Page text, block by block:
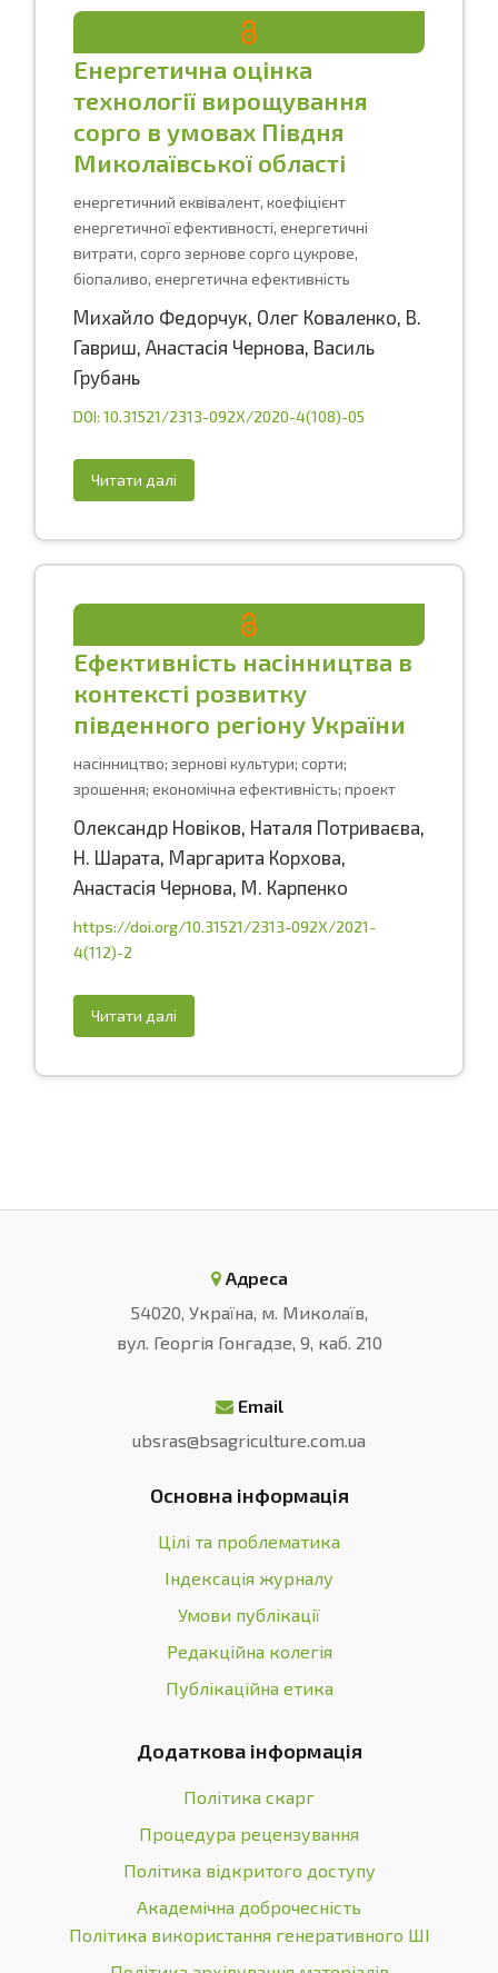
Енергетична оцінка
технології вирощування
сорго в умовах Півдня
Миколаївської області
енергетичний еквівалент, коефіцієнт
енергетичної ефективності, енергетичні
витрати, сорго зернове сорго цукрове,
біопаливо, енергетична ефективність
Михайло Федорчук, Олег Коваленко, В.
Гавриш, Анастасія Чернова, Василь
Грубань
DOI: 10.31521/2313-092X/2020-4(108)-05
Читати далі
Ефективність насінництва в
контексті розвитку
південного регіону України
насінництво; зернові культури; сорти;
зрошення; економічна ефективність; проект
Олександр Новіков, Наталя Потриваєва,
Н. Шарата, Маргарита Корхова,
Анастасія Чернова, М. Карпенко
https://doi.org/10.31521/2313-092X/2021-
4(112)-2
Читати далі
Адреса
54020, Україна, м. Миколаїв,
вул. Георгія Гонгадзе, 9, каб. 210
Email
ubsras@bsagriculture.com.ua
Основна інформація
Цілі та проблематика
Індексація журналу
Умови публікації
Редакційна колегія
Публікаційна етика
Додаткова інформація
Політика скарг
Процедура рецензування
Політика відкритого доступу
Академічна доброчесність
Політика використання генеративного ШІ